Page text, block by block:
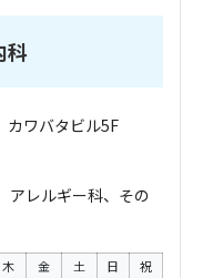
ワバタビル5F
アレルギー科、その
木 金 土 日 祝